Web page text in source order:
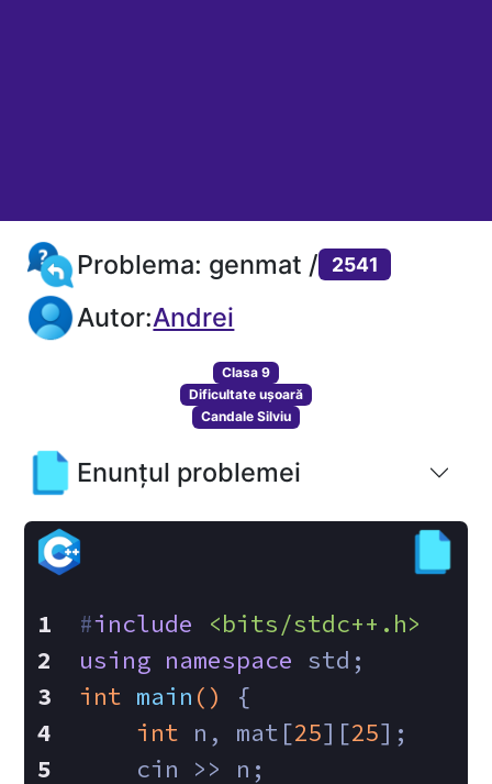
Problema: genmat / 2541
Autor:Andrei
Clasa 9
Dificultate ușoară
Candale Silviu
Enunțul problemei
#include
<bits/stdc++.h>
using namespace std;
int main ()
{
int n, mat[25][25];
    cin >> n;